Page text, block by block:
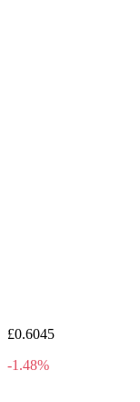
£0.6045
-1.48%